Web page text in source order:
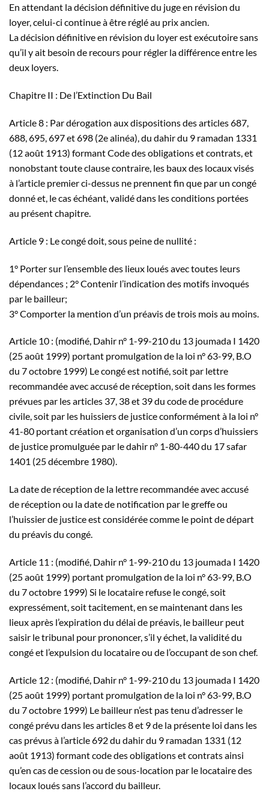
En attendant la décision définitive du juge en révision du
loyer, celui-ci continue à être réglé au prix ancien.
La décision définitive en révision du loyer est exécutoire sans
qu’il y ait besoin de recours pour régler la différence entre les
deux loyers.
Chapitre II : De l’Extinction Du Bail
Article 8 : Par dérogation aux dispositions des articles 687,
688, 695, 697 et 698 (2e alinéa), du dahir du 9 ramadan 1331
(12 août 1913) formant Code des obligations et contrats, et
nonobstant toute clause contraire, les baux des locaux visés
à l’article premier ci-dessus ne prennent fin que par un congé
donné et, le cas échéant, validé dans les conditions portées
au présent chapitre.
Article 9 : Le congé doit, sous peine de nullité :
1° Porter sur l’ensemble des lieux loués avec toutes leurs
dépendances ; 2° Contenir l’indication des motifs invoqués
par le bailleur;
3° Comporter la mention d’un préavis de trois mois au moins.
Article 10 : (modifié, Dahir n° 1-99-210 du 13 joumada I 1420
(25 août 1999) portant promulgation de la loi n° 63-99, B.O
du 7 octobre 1999) Le congé est notifié, soit par lettre
recommandée avec accusé de réception, soit dans les formes
prévues par les articles 37, 38 et 39 du code de procédure
civile, soit par les huissiers de justice conformément à la loi n°
41-80 portant création et organisation d’un corps d’huissiers
de justice promulguée par le dahir n° 1-80-440 du 17 safar
1401 (25 décembre 1980).
La date de réception de la lettre recommandée avec accusé
de réception ou la date de notification par le greffe ou
l’huissier de justice est considérée comme le point de départ
du préavis du congé.
Article 11 : (modifié, Dahir n° 1-99-210 du 13 joumada I 1420
(25 août 1999) portant promulgation de la loi n° 63-99, B.O
du 7 octobre 1999) Si le locataire refuse le congé, soit
expressément, soit tacitement, en se maintenant dans les
lieux après l’expiration du délai de préavis, le bailleur peut
saisir le tribunal pour prononcer, s’il y échet, la validité du
congé et l’expulsion du locataire ou de l’occupant de son chef.
Article 12 : (modifié, Dahir n° 1-99-210 du 13 joumada I 1420
(25 août 1999) portant promulgation de la loi n° 63-99, B.O
du 7 octobre 1999) Le bailleur n’est pas tenu d’adresser le
congé prévu dans les articles 8 et 9 de la présente loi dans les
cas prévus à l’article 692 du dahir du 9 ramadan 1331 (12
août 1913) formant code des obligations et contrats ainsi
qu’en cas de cession ou de sous-location par le locataire des
locaux loués sans l’accord du bailleur.